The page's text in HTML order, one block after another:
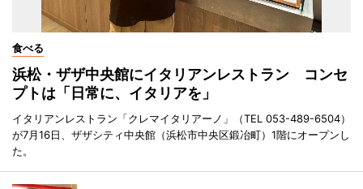
食べる
浜松・ザザ中央館にイタリアンレストラン コンセ
プトは「日常に、イタリアを」
イタリアンレストラン「クレマイタリアーノ」（TEL 053-489-6504）
が7月16日、ザザシティ中央館（浜松市中央区鍛冶町）1階にオープンし
た。